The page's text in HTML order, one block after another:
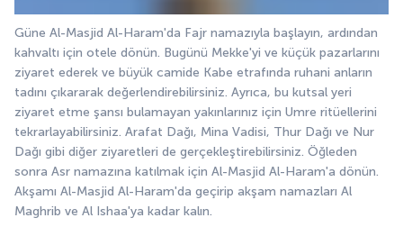
Güne Al-Masjid Al-Haram'da Fajr namazıyla başlayın, ardından
kahvaltı için otele dönün. Bugünü Mekke'yi ve küçük pazarlarını
ziyaret ederek ve büyük camide Kabe etrafında ruhani anların
tadını çıkararak değerlendirebilirsiniz. Ayrıca, bu kutsal yeri
ziyaret etme şansı bulamayan yakınlarınız için Umre ritüellerini
tekrarlayabilirsiniz. Arafat Dağı, Mina Vadisi, Thur Dağı ve Nur
Dağı gibi diğer ziyaretleri de gerçekleştirebilirsiniz. Öğleden
sonra Asr namazına katılmak için Al-Masjid Al-Haram'a dönün.
Akşamı Al-Masjid Al-Haram'da geçirip akşam namazları Al
Maghrib ve Al Ishaa'ya kadar kalın.